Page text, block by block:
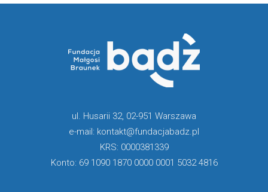
ul. Husarii 32, 02-951 Warszawa
e-mail: kontakt@fundacjabadz.pl
KRS: 0000381339
Konto: 69 1090 1870 0000 0001 5032 4816